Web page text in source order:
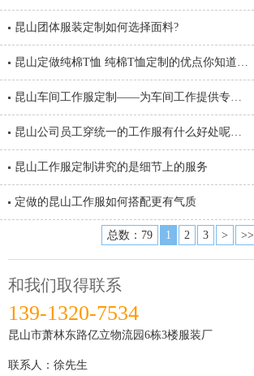
昆山团体服装定制如何选择面料?
昆山定做纯棉T恤 纯棉T恤定制的优点你知道…
昆山车间工作服定制——为车间工作提供专…
昆山公司员工穿统一的工作服有什么好处呢…
昆山工作服定制讲究的是细节上的服务
定做的昆山工作服如何搭配更有气质
总数：79 1 2 3 > >>|
和我们取得联系
139-1320-7534
昆山市萧林东路亿立物流园6栋3楼服装厂
联系人：徐先生